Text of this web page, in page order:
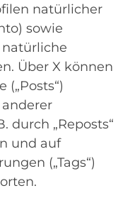
natürlicher
sowie
Über X können
durch „Reposts“
und auf
(„Tags“)